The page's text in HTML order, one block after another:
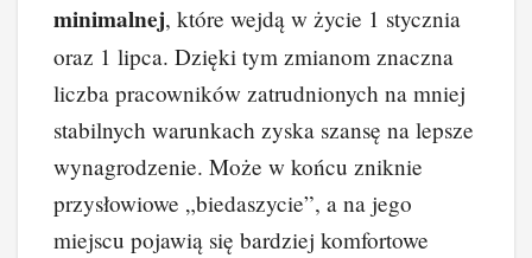
minimalnej, które wejdą w życie 1 stycznia
oraz 1 lipca. Dzięki tym zmianom znaczna
liczba pracowników zatrudnionych na mniej
stabilnych warunkach zyska szansę na lepsze
wynagrodzenie. Może w końcu zniknie
przysłowiowe „biedaszycie”, a na jego
miejscu pojawią się bardziej komfortowe